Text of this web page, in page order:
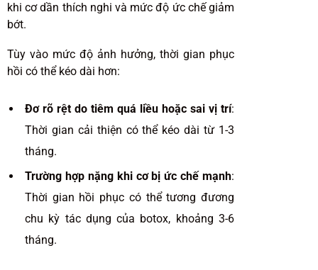
khi cơ dần thích nghi và mức độ ức chế giảm
bớt.
Tùy vào mức độ ảnh hưởng, thời gian phục
hồi có thể kéo dài hơn:
Đơ rõ rệt do tiêm quá liều hoặc sai vị trí:
Thời gian cải thiện có thể kéo dài từ 1-3
tháng.
Trường hợp nặng khi cơ bị ức chế mạnh:
Thời gian hồi phục có thể tương đương
chu kỳ tác dụng của botox, khoảng 3-6
tháng.